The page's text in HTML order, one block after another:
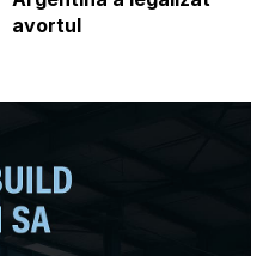
avortul